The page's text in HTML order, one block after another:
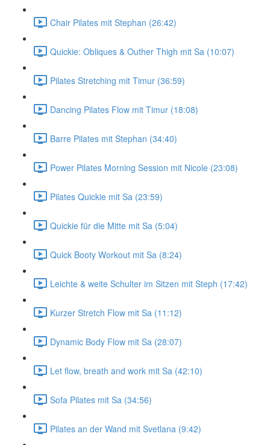
Chair Pilates mit Stephan (26:42)
Quickie: Obliques & Outher Thigh mit Sa (10:07)
Pilates Stretching mit Timur (36:59)
Dancing Pilates Flow mit Timur (18:08)
Barre Pilates mit Stephan (34:40)
Power Pilates Morning Session mit Nicole (23:08)
Pilates Quickie mit Sa (23:59)
Quickie für die Mitte mit Sa (5:04)
Quick Booty Workout mit Sa (8:24)
Leichte & weite Schulter im Sitzen mit Steph (17:42)
Kurzer Stretch Flow mit Sa (11:12)
Dynamic Body Flow mit Sa (28:07)
Let flow, breath and work mit Sa (42:10)
Sofa Pilates mit Sa (34:56)
Pilates an der Wand mit Svetlana (9:42)